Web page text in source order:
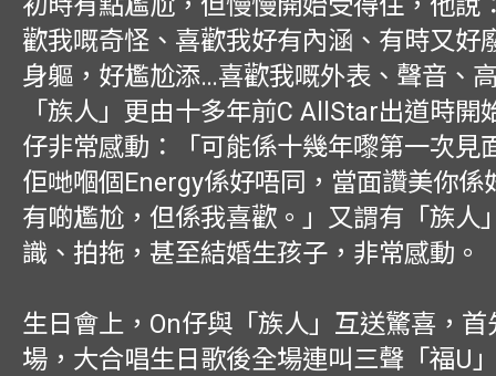
歡我嘅奇怪、喜歡我好有內涵、有時又好
身軀，好尷尬添…喜歡我嘅外表、聲音、
「族人」更由十多年前C AllStar出道時開
仔非常感動：「可能係十幾年嚟第一次見
佢哋嗰個Energy係好唔同，當面讚美你係
有啲尷尬，但係我喜歡。」又謂有「族人
識、拍拖，甚至結婚生孩子，非常感動。
生日會上，On仔與「族人」互送驚喜，
場，大合唱生日歌後全場連叫三聲「福U